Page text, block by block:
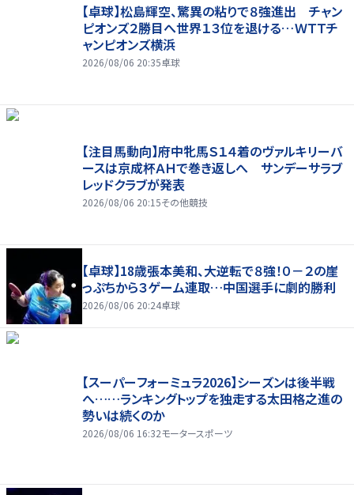
【卓球】松島輝空、驚異の粘りで８強進出 チャン
ピオンズ２勝目へ世界１３位を退ける…ＷＴＴチ
ャンピオンズ横浜
2026/08/06 20:35卓球
【注目馬動向】府中牝馬Ｓ１４着のヴァルキリーバ
ースは京成杯ＡＨで巻き返しへ サンデーサラブ
レッドクラブが発表
2026/08/06 20:15その他競技
【卓球】18歳張本美和、大逆転で８強！０－２の崖
っぷちから３ゲーム連取…中国選手に劇的勝利
2026/08/06 20:24卓球
【スーパーフォーミュラ2026】シーズンは後半戦
へ……ランキングトップを独走する太田格之進の
勢いは続くのか
2026/08/06 16:32モータースポーツ